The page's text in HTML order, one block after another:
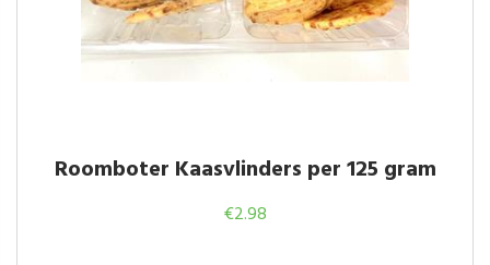
Roomboter Kaasvlinders per 125 gram
€2.98